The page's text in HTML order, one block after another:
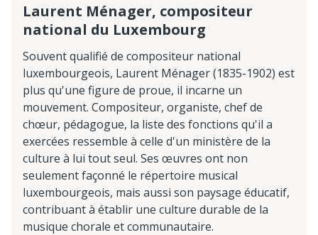
Laurent Ménager, compositeur
national du Luxembourg
Souvent qualifié de compositeur national
luxembourgeois, Laurent Ménager (1835-1902) est
plus qu'une figure de proue, il incarne un
mouvement. Compositeur, organiste, chef de
chœur, pédagogue, la liste des fonctions qu'il a
exercées ressemble à celle d'un ministère de la
culture à lui tout seul. Ses œuvres ont non
seulement façonné le répertoire musical
luxembourgeois, mais aussi son paysage éducatif,
contribuant à établir une culture durable de la
musique chorale et communautaire.